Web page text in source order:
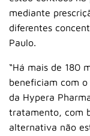
mediante
diferentes
Paulo.
“Há mais de 180
beneficiam com
da Hypera
tratamento, com
alternativa não